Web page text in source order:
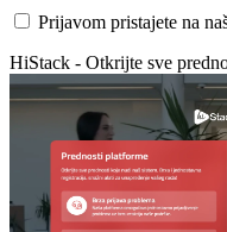
Prijavom pristajete na
HiStack - Otkrijte sve